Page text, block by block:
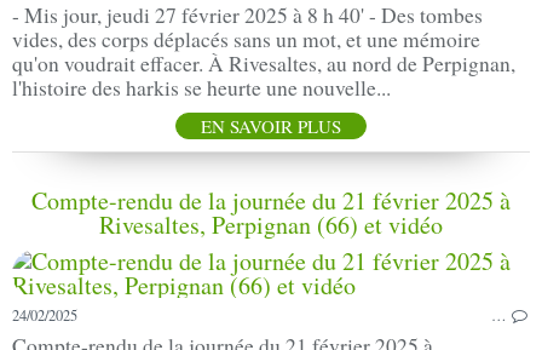
- Mis jour, jeudi 27 février 2025 à 8 h 40' - Des tombes
vides, des corps déplacés sans un mot, et une mémoire
qu'on voudrait effacer. À Rivesaltes, au nord de Perpignan,
l'histoire des harkis se heurte une nouvelle...
EN SAVOIR PLUS
Compte-rendu de la journée du 21 février 2025 à
Rivesaltes, Perpignan (66) et vidéo
24/02/2025 …